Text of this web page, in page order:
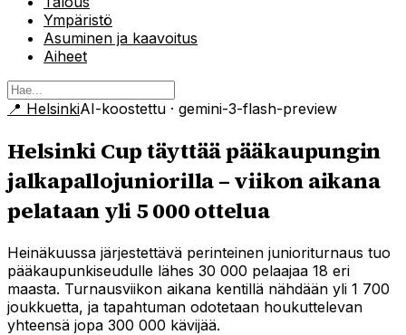
Ympäristö
Asuminen ja kaavoitus
Aiheet
📍 HelsinkiAI-koostettu · gemini-3-flash-preview
Helsinki Cup täyttää pääkaupungin
jalkapallojuniorilla – viikon aikana
pelataan yli 5 000 ottelua
Heinäkuussa järjestettävä perinteinen junioriturnaus tuo
pääkaupunkiseudulle lähes 30 000 pelaajaa 18 eri
maasta. Turnausviikon aikana kentillä nähdään yli 1 700
joukkuetta, ja tapahtuman odotetaan houkuttelevan
yhteensä jopa 300 000 kävijää.